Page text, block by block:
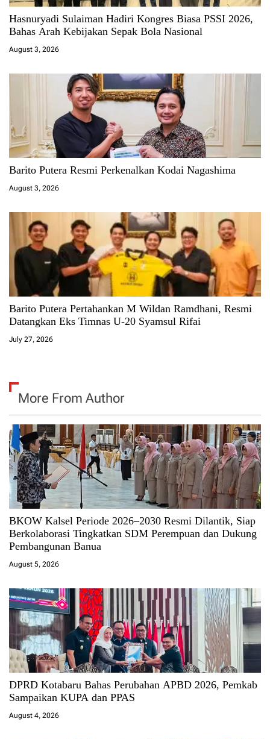
Hasnuryadi Sulaiman Hadiri Kongres Biasa PSSI 2026,
Bahas Arah Kebijakan Sepak Bola Nasional
August 3, 2026
Barito Putera Resmi Perkenalkan Kodai Nagashima
August 3, 2026
Barito Putera Pertahankan M Wildan Ramdhani, Resmi
Datangkan Eks Timnas U-20 Syamsul Rifai
July 27, 2026
More From Author
BKOW Kalsel Periode 2026–2030 Resmi Dilantik, Siap
Berkolaborasi Tingkatkan SDM Perempuan dan Dukung
Pembangunan Banua
August 5, 2026
DPRD Kotabaru Bahas Perubahan APBD 2026, Pemkab
Sampaikan KUPA dan PPAS
August 4, 2026